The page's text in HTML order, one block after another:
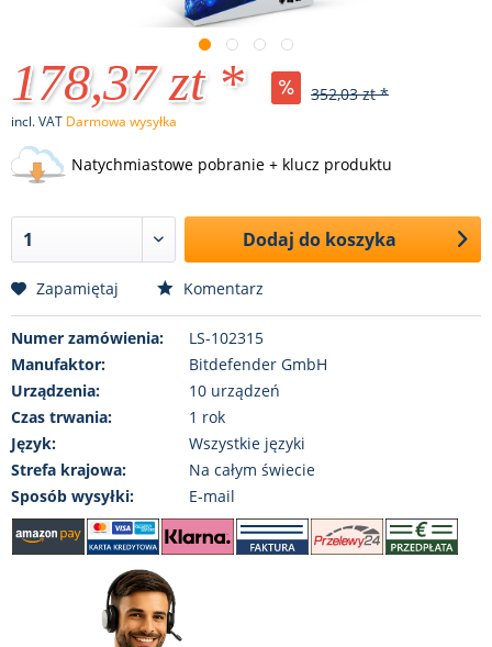
178,37 zt * 352,03 zt *
incl. VAT Darmowa wysyłka
Natychmiastowe pobranie + klucz produktu
Dodaj do koszyka
Zapamiętaj Komentarz
Numer zamówienia:
LS-102315
Manufaktor:
Bitdefender GmbH
Urządzenia:
10 urządzeń
Czas trwania:
1 rok
Język:
Wszystkie języki
Strefa krajowa:
Na całym świecie
Sposób wysyłki:
E-mail